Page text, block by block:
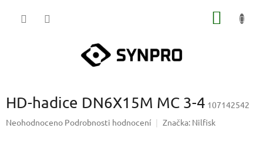
HD-hadice DN6X15M MC 3-4 107142542
Průměrné
Neohodnoceno Podrobnosti hodnocení Značka: Nilfisk